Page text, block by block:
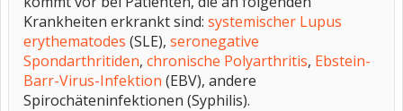
Krankheiten erkrankt sind: systemischer Lupus
erythematodes (SLE), seronegative
Spondarthritiden, chronische Polyarthritis, Ebstein-
Barr-Virus-Infektion (EBV), andere
Spirochäteninfektionen (Syphilis).